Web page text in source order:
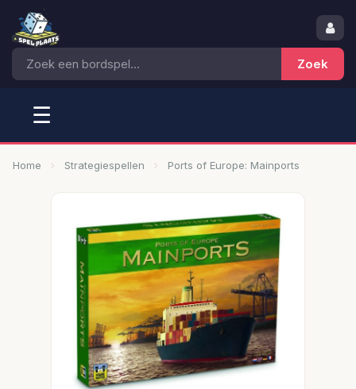
☰
Home Strategiespellen Ports of Europe: Mainports